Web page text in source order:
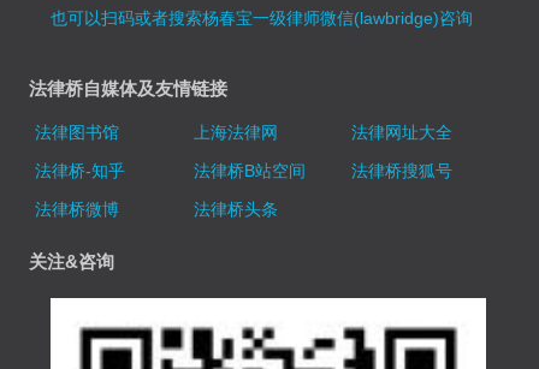
也可以扫码或者搜索杨春宝一级律师微信(lawbridge)咨询
法律桥自媒体及友情链接
法律图书馆 上海法律网
法律网址大全
法律桥-知乎
法律桥B站空间
法律桥搜狐号
法律桥微博
法律桥头条
关注&咨询